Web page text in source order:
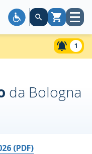
CarrelloApri
1
da Bologna
(PDF)